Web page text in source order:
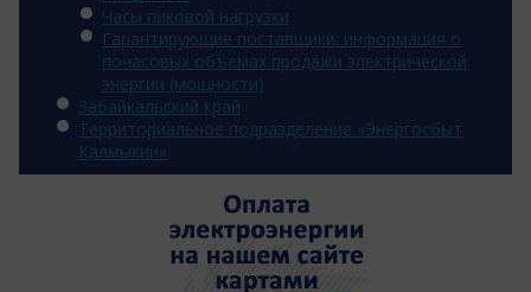
Часы пиковой нагрузки
Гарантирующие поставщики: информация о
почасовых объемах продажи электрической
энергии (мощности)
Забайкальский край
Территориальное подразделение «Энергосбыт
Калмыкии»